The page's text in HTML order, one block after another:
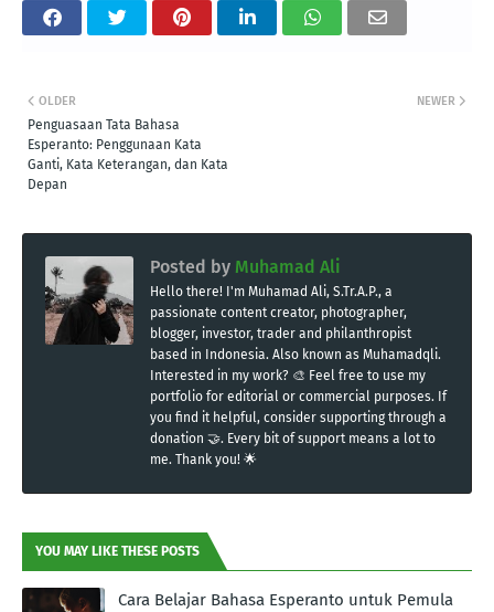
NEWER
OLDER
Penguasaan Tata Bahasa
Esperanto: Penggunaan Kata
Ganti, Kata Keterangan, dan Kata
Depan
Posted by Muhamad Ali
Hello there! I'm Muhamad Ali, S.Tr.A.P., a
passionate content creator, photographer,
blogger, investor, trader and philanthropist
based in Indonesia. Also known as Muhamadqli.
Interested in my work? 🎨 Feel free to use my
portfolio for editorial or commercial purposes. If
you find it helpful, consider supporting through a
donation 🤝. Every bit of support means a lot to
me. Thank you! 🌟
YOU MAY LIKE THESE POSTS
Cara Belajar Bahasa Esperanto untuk Pemula